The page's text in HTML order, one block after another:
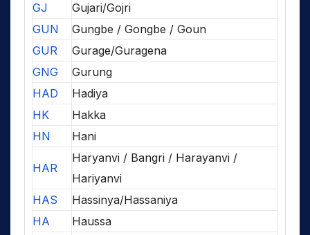
GJ
Gujari/Gojri
GUN
Gungbe / Gongbe / Goun
GUR
Gurage/Guragena
GNG
Gurung
HAD
Hadiya
HK
Hakka
HN
Hani
HAR
Haryanvi / Bangri / Harayanvi /
Hariyanvi
HAS
Hassinya/Hassaniya
HA
Haussa